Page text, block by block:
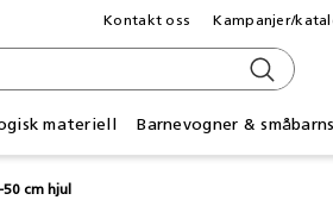
materiell Barnevogner &
Kontakt oss Kampanjer/
cm hjul